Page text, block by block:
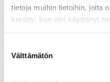
tietoja muihin tietoihin, joita
kerätty, kun olet käyttänyt
valinta
Välttämätön
väliaikainen
olevan Pollarin talon
pohjoispäädyssä on